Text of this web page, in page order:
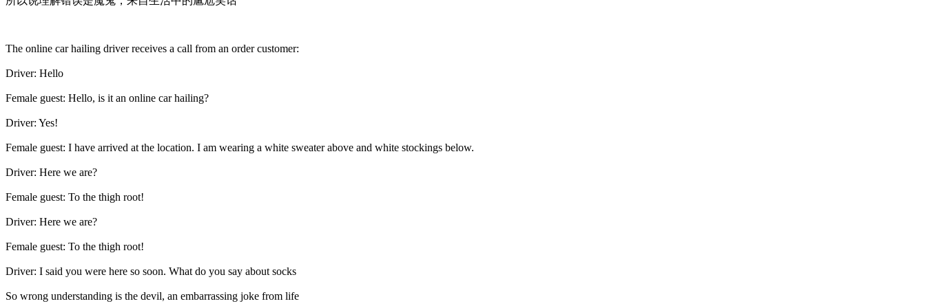
The online car hailing driver receives a call from an order customer:
Driver: Hello
Female guest: Hello, is it an online car hailing?
Driver: Yes!
Female guest: I have arrived at the location. I am wearing a white sweater above and white stockings below.
Driver: Here we are?
Female guest: To the thigh root!
Driver: Here we are?
Female guest: To the thigh root!
Driver: I said you were here so soon. What do you say about socks
So wrong understanding is the devil, an embarrassing joke from life